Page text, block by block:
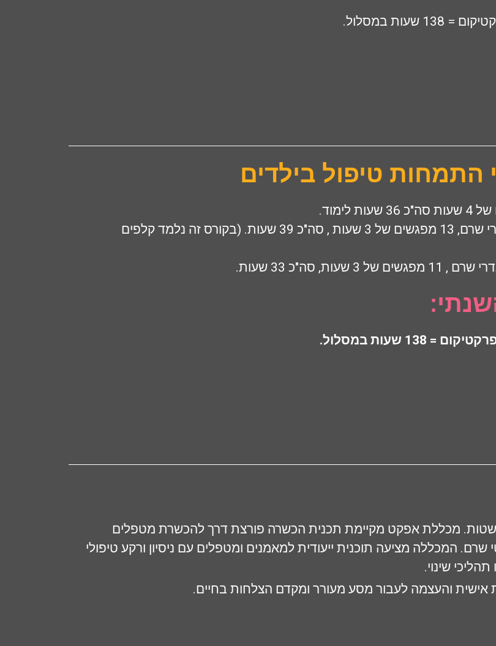
התמחות טיפול בילדים
מרצה בטי אדרי שרם, 13 מפגשים של 3 שעות , סה"כ 39 שעות. (בקורס זה נלמד קלפים
3 שעות, סה"כ 33 שעות.
מכללת אפקט מקיימת תכנית הכשרה פורצת דרך להכשרת מטפלים
המכללה מציעה תוכנית ייעודית למאמנים ומטפלים עם ניסיון ורקע טיפולי
שינוי.
והעצמה לעבור מסע מעורר ומקדם הצלחות בחיים.